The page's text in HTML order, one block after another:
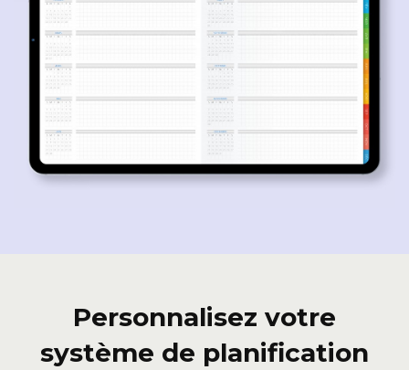
Personnalisez votre
système de planification